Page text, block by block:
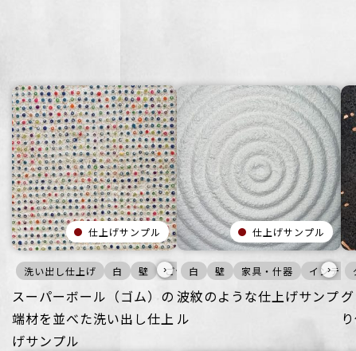
仕上げサンプル
洗い出し仕上げ 白 壁 ごつごつ ざらざら オフィス 住
›
スーパーボール（ゴム）の
端材を並べた洗い出し仕上
げサンプル
仕上げサンプル
白 壁 家具・什器 インテリ
›
波紋のような仕上げサンプ
ル